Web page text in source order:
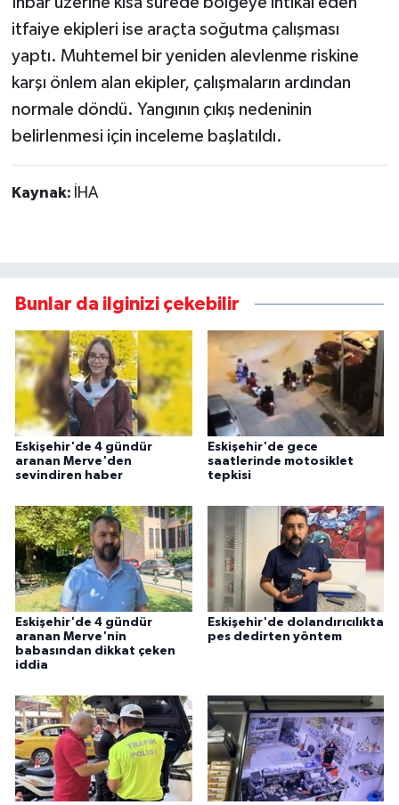
itfaiye ekipleri ise araçta soğutma çalışması
yaptı. Muhtemel bir yeniden alevlenme riskine
karşı önlem alan ekipler, çalışmaların ardından
normale döndü. Yangının çıkış nedeninin
belirlenmesi için inceleme başlatıldı.
Kaynak: İHA
Bunlar da ilginizi çekebilir
Eskişehir'de 4 gündür
aranan Merve'den
sevindiren haber
Eskişehir'de gece
saatlerinde motosiklet
tepkisi
Eskişehir'de 4 gündür
aranan Merve'nin
babasından dikkat çeken
iddia
Eskişehir'de dolandırıcılıkta
pes dedirten yöntem